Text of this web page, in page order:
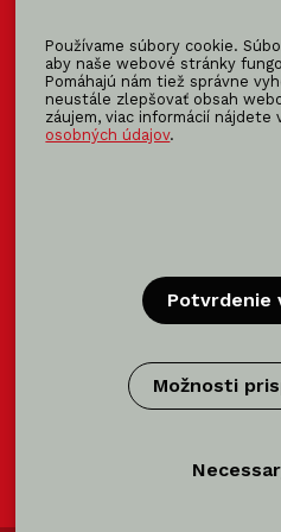
Používame súbory cookie.
aby naše webové stránky
Pomáhajú nám tiež správne
neustále zlepšovať obsah
záujem, viac informácií nájdete
osobných údajov.
Potvrdenie
Možnosti
+ 421
Patríme do rodiny